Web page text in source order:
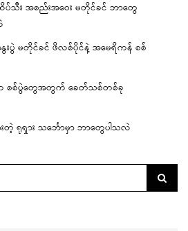
သီး အစည်းအဝေး မတိုင်ခင် ဘာတွေ
းပွဲ မတိုင်ခင် ဖိလစ်ပိုင်နဲ့ အမေရိကန် စစ်
စစ်ပွဲတွေအတွက် ခေတ်သစ်တစ်ခု
တဲ့ ရုရှား သင်္ဘောမှာ ဘာတွေပါသလဲ